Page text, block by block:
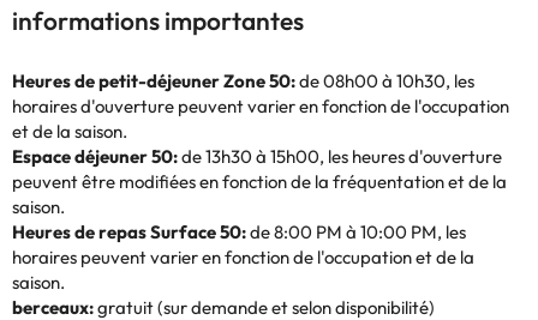
informations importantes
Heures de petit-déjeuner Zone 50:de 08h00 à 10h30, les
horaires d'ouverture peuvent varier en fonction de l'occupation
et de la saison.
Espace déjeuner 50:de 13h30 à 15h00, les heures d'ouverture
peuvent être modifiées en fonction de la fréquentation et de la
saison.
Heures de repas Surface 50:de 8:00 PM à 10:00 PM, les
horaires peuvent varier en fonction de l'occupation et de la
saison.
berceaux:gratuit (sur demande et selon disponibilité)